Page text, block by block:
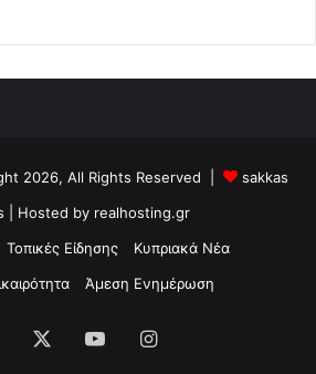
2026, All Rights Reserved |
sakkas
| Hosted by realhosting.gr
Τοπικές Είδησης
Κυπριακά Νέα
Άμεση Ενημέρωση
YouTubeInstagram